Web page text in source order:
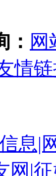
： 网
情